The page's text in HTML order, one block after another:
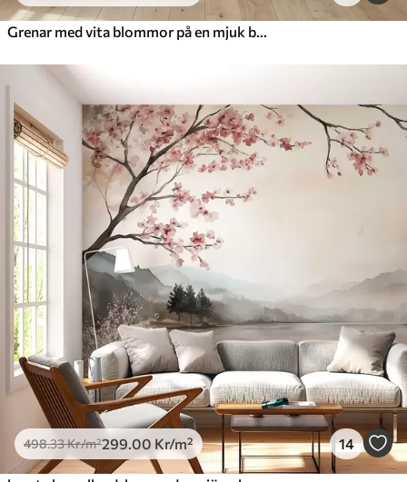
498.33Kr/m²299 .00 Kr/m² 14